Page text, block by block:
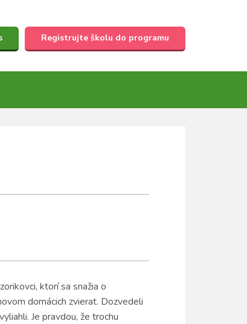
Registrujte školu do programu
ktorí sa snažia o
domácich zvierat. Dozvedeli
Je pravdou, že trochu